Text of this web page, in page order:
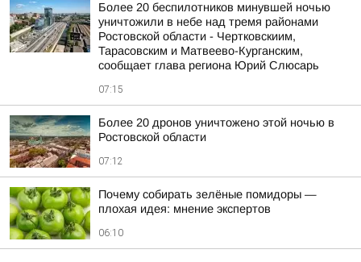
Более 20 беспилотников минувшей ночью
уничтожили в небе над тремя районами
Ростовской области - Чертковскиим,
Тарасовским и Матвеево-Курганским,
сообщает глава региона Юрий Слюсарь
07:15
Более 20 дронов уничтожено этой ночью в
Ростовской области
07:12
Почему собирать зелёные помидоры —
плохая идея: мнение экспертов
06:10